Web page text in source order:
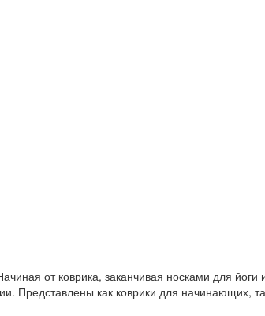
от коврика, заканчивая носками для
Представлены как коврики для